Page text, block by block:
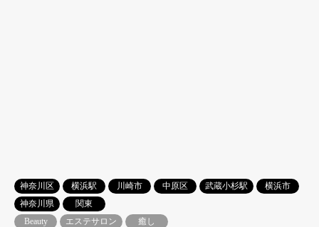
神奈川区 横浜駅 川崎市 中原区 武蔵小杉駅
横浜市
神奈川県
関東
Beauty
エステサロン 癒し